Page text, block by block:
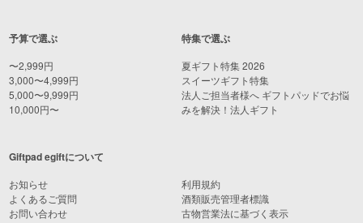
予算で選ぶ
〜2,999円
3,000〜4,999円
5,000〜9,999円
10,000円〜
特集で選ぶ
夏ギフト特集 2026
スイーツギフト特集
法人ご担当者様へ ギフトパッドでお悩
みを解決！法人ギフト
Giftpad egiftについて
お知らせ
よくあるご質問
お問い合わせ
利用規約
酒類販売管理者標識
古物営業法に基づく表示